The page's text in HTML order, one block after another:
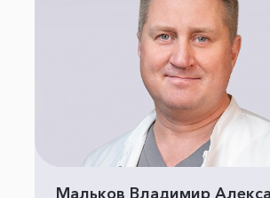
Мальков Владимир